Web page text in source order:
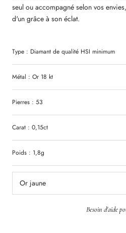
seul ou accompagné selon vos
d'un grâce à son éclat.
Type : Diamant de qualité HSI minimum
Métal : Or 18 kt
Pierres : 53
Carat : 0,15ct
Poids : 1,8g
Or jaune
Besoin d'aide